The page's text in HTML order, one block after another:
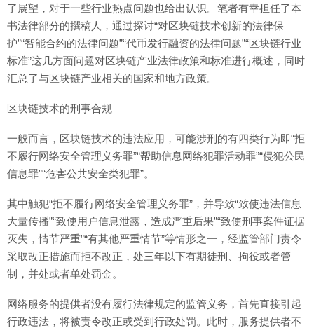
了展望，对于一些行业热点问题也给出认识。笔者有幸担任了本
书法律部分的撰稿人，通过探讨“对区块链技术创新的法律保
护”“智能合约的法律问题”“代币发行融资的法律问题”“区块链行业
标准”这几方面问题对区块链产业法律政策和标准进行概述，同时
汇总了与区块链产业相关的国家和地方政策。
区块链技术的刑事合规
一般而言，区块链技术的违法应用，可能涉刑的有四类行为即“拒
不履行网络安全管理义务罪”“帮助信息网络犯罪活动罪”“侵犯公民
信息罪”“危害公共安全类犯罪”。
其中触犯“拒不履行网络安全管理义务罪”，并导致“致使违法信息
大量传播”“致使用户信息泄露，造成严重后果”“致使刑事案件证据
灭失，情节严重”“有其他严重情节”等情形之一，经监管部门责令
采取改正措施而拒不改正，处三年以下有期徒刑、拘役或者管
制，并处或者单处罚金。
网络服务的提供者没有履行法律规定的监管义务，首先直接引起
行政违法，将被责令改正或受到行政处罚。此时，服务提供者不